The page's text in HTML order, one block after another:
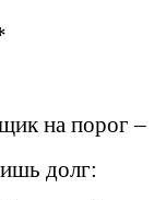
на порог –
долг: